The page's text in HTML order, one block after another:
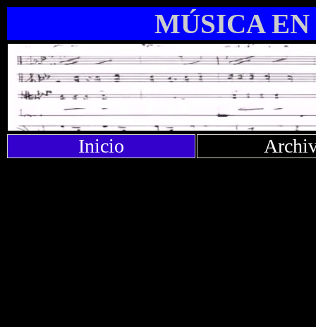
MÚSICA
Inicio